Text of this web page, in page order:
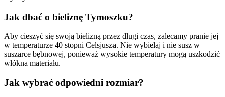
Jak dbać o bieliznę Tymoszku?
Aby cieszyć się swoją bielizną przez długi czas, zalecamy pranie jej
w temperaturze 40 stopni Celsjusza. Nie wybielaj i nie susz w
suszarce bębnowej, ponieważ wysokie temperatury mogą uszkodzić
włókna materiału.
Jak wybrać odpowiedni rozmiar?